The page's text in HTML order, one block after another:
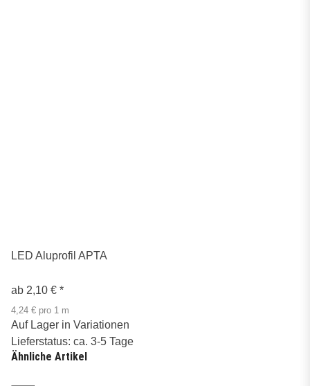
LED Aluprofil APTA
ab 2,10 € *
4,24 € pro 1 m
Auf Lager in Variationen
Lieferstatus: ca. 3-5 Tage
Ähnliche Artikel